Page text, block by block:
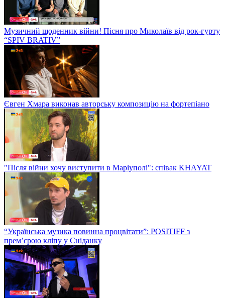
Музичний щоденник війни! Пісня про Миколаїв від рок-гурту
“SPIV BRATIV”
Євген Хмара виконав авторську композицію на фортепіано
"Після війни хочу виступити в Маріуполі": співак KHAYAT
“Українська музика повинна процвітати”: POSITIFF з
прем’єрою кліпу у Сніданку